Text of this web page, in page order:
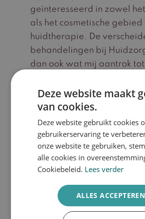
geïnteresseerd in zowel
als het cosmetische gebied
huidtherapie. De
behandelingen bij
dan ook wat mij aantrok
handvaten en samen met
te werken naar
voor mij het beroep
maakt.
Deze website maakt
van cookies.
Deze website gebruikt cookies
gebruikerservaring te
onze website te gebruiken,
alle cookies in
Cookiebeleid. Lees verder
ALLES ACCEPTEREN